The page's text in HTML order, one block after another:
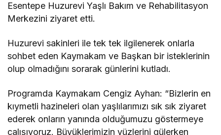
Esentepe Huzurevi Yaşlı Bakım ve Rehabilitasyon
Merkezini ziyaret etti.
Huzurevi sakinleri ile tek tek ilgilenerek onlarla
sohbet eden Kaymakam ve Başkan bir isteklerinin
olup olmadığını sorarak günlerini kutladı.
Programda Kaymakam Cengiz Ayhan: “Bizlerin en
kıymetli hazineleri olan yaşlılarımızı sık sık ziyaret
ederek onların yanında olduğumuzu göstermeye
çalışıyoruz. Büyüklerimizin yüzlerini gülerken